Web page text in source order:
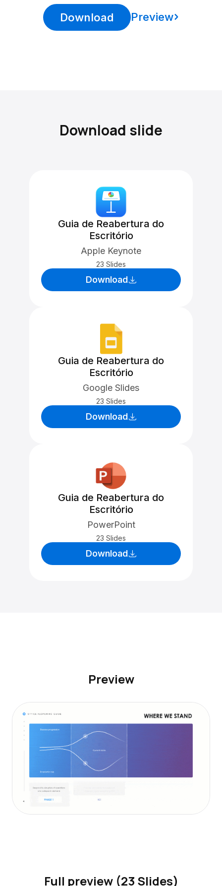
Download Preview
Download slide
Guia de Reabertura do
Escritório
Apple Keynote
23 Slides
Download
Guia de Reabertura do
Escritório
Google Slides
23 Slides
Download
Guia de Reabertura do
Escritório
PowerPoint
23 Slides
Download
Preview
Full preview (23 Slides)